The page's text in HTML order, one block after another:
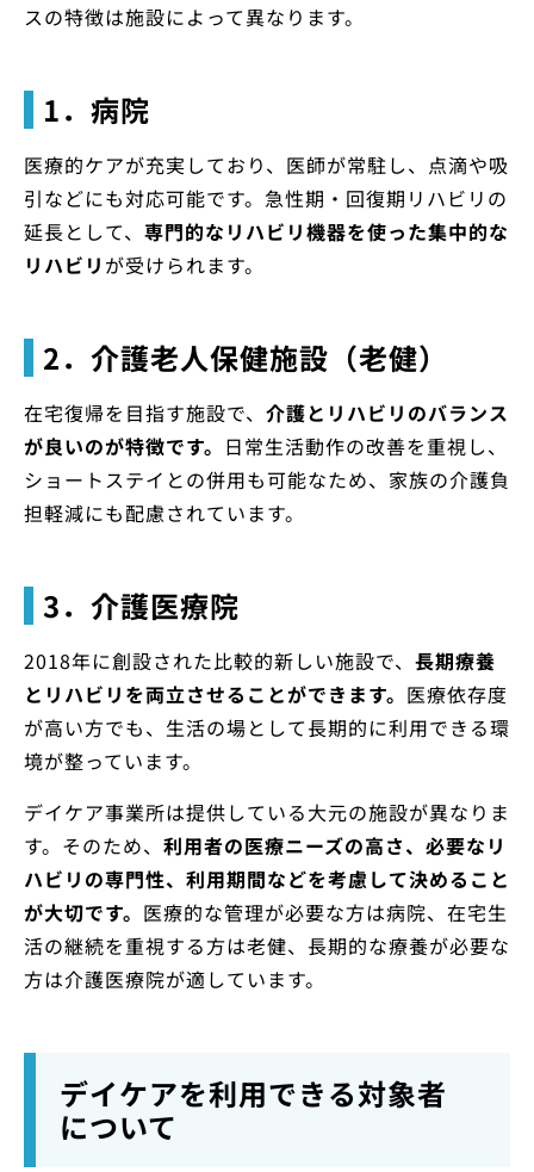
スの特徴は施設によって異なります。
1．病院
医療的ケアが充実しており、医師が常駐し、点滴や吸
引などにも対応可能です。急性期・回復期リハビリの
延長として、 専門的なリハビリ機器を使った集中的な
リハビリ が受けられます。
2．介護老人保健施設（老健）
在宅復帰を目指す施設で、 介護とリハビリのバランス
が良いのが特徴です。 日常生活動作の改善を重視し、
ショートステイとの併用も可能なため、家族の介護負
担軽減にも配慮されています。
3．介護医療院
2018年に創設された比較的新しい施設で、 長期療養
とリハビリを両立させることができます。 医療依存度
が高い方でも、生活の場として長期的に利用できる環
境が整っています。
デイケア事業所は提供している大元の施設が異なりま
す。そのため、 利用者の医療ニーズの高さ、必要なリ
ハビリの専門性、利用期間などを考慮して決めること
が大切です。 医療的な管理が必要な方は病院、在宅生
活の継続を重視する方は老健、長期的な療養が必要な
方は介護医療院が適しています。
デイケアを利用できる対象者
について